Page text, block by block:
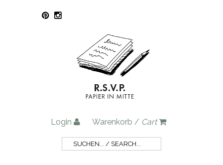
Login Warenkorb / Cart